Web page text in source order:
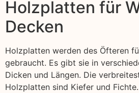
Holzplatten für
Decken
Holzplatten werden des Öfteren
gebraucht. Es gibt sie in
Dicken und Längen. Die
Holzplatten sind Kiefer und